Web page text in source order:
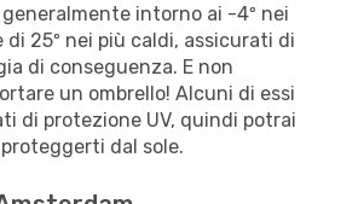
generalmente intorno ai -4º nei
25º nei più caldi, assicurati di
di conseguenza. E non
un ombrello! Alcuni di essi
di protezione UV, quindi potrai
dal sole.